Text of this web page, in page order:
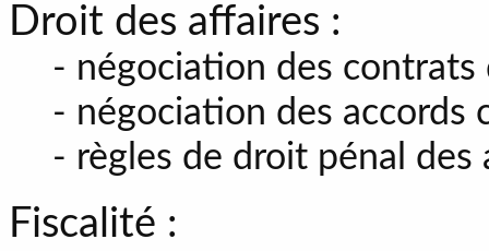
Droit des affaires :
- négociation des contrats
- négociation des accords
- règles de droit pénal des
Fiscalité :